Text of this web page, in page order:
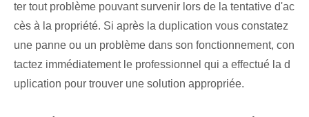
ter tout problème pouvant survenir lors de la tentative d'ac
cès à la propriété. Si après la duplication vous constatez
une panne ou un problème dans son fonctionnement, con
tactez immédiatement le professionnel qui a effectué la d
uplication pour trouver une solution appropriée.